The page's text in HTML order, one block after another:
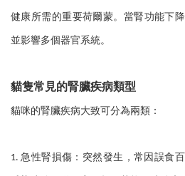
健康所需的重要荷爾蒙。當腎功能下
並影響多個器官系統。
貓隻常見的腎臟疾病類型
貓咪的腎臟疾病大致可分為兩類：
1.急性腎損傷：突然發生，常因誤食